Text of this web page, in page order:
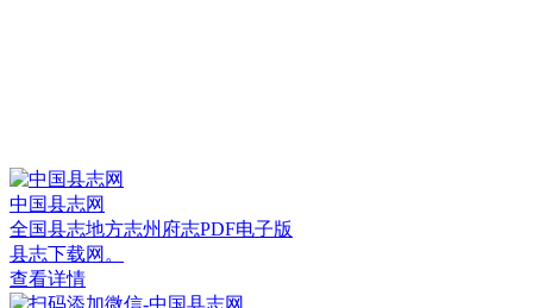
中国县志网
全国县志地方志州府志PDF电子版
县志下载网。
查看详情